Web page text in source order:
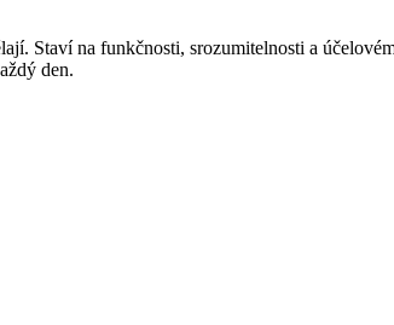
Staví na funkčnosti, srozumitelnosti a
den.